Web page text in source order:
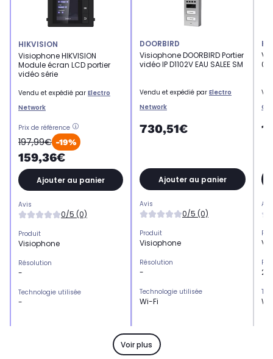
HIKVISION
Visiophone HIKVISION
Module écran LCD portier
vidéo série
Vendu et expédié par Electro
Network
Prix de référence
197,99€ -19%
159,36€
Ajouter au panier
Avis
0/5 (0)
Produit
Visiophone
Résolution
-
Technologie utilisée
-
DOORBIRD
Visiophone DOORBIRD Portier
vidéo IP D1102V EAU SALEE SM
Vendu et expédié par Electro
Network
730,51€
Ajouter au panier
Avis
0/5 (0)
Produit
Visiophone
Résolution
-
Technologie utilisée
Wi-Fi
Autonomie
Non précisé
Voir plus